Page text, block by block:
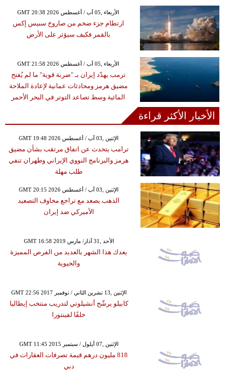
GMT 20:38 2026 الأربعاء ,05 آب / أغسطس
ارتطام جزء ضخم من صاروخ سبيس إكس
بالقمر فكيف سيؤثر على الأرض
GMT 21:58 2026 الأربعاء ,05 آب / أغسطس
ترمب يهدّد إيران بـ "ضربة قوية" ما لم يُفتح
مضيق هرمز ومحادثات عمانية لإعادة الملاحة
المائية وسط تصاعد التوتر في البحر الأحمر
الأخبار الأكثر قراءة
GMT 19:48 2026 الإثنين ,03 آب / أغسطس
ترامب يتحدث عن اتفاق مرتقب بشأن مضيق
هرمز والبرنامج النووي الإيراني وطهران تنفي
طلب مهلة
GMT 20:15 2026 الإثنين ,03 آب / أغسطس
الذهب يصعد مع تراجع مخاوف التصعيد
الأميركي ضد إيران
GMT 16:58 2019 الأحد ,31 آذار/ مارس
يعدك هذا الشهر بالعديد من الفرص المميزة
والحيوية
GMT 22:56 2017 الإثنين ,13 تشرين الثاني / نوفمبر
كابيلو يرشّح أنشيلوتي لتدريب منتخب إيطاليا
خلفًا لفينتورا
GMT 11:45 2015 الإثنين ,07 أيلول / سبتمبر
818 مليون درهم قيمة تصرفات العقارات في
دبي